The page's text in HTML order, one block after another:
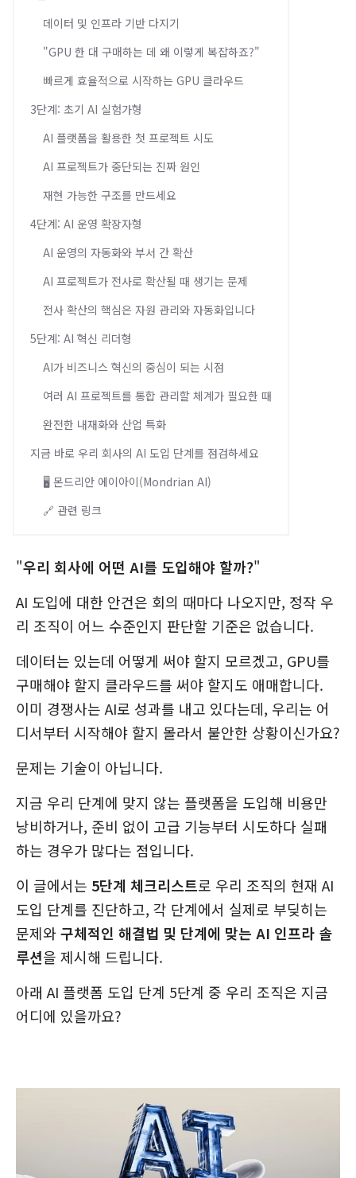
데이터 및 인프라 기반 다지기
"GPU 한 대 구매하는 데 왜 이렇게 복잡하죠?"
빠르게 효율적으로 시작하는 GPU 클라우드
3단계: 초기 AI 실험가형
AI 플랫폼을 활용한 첫 프로젝트 시도
AI 프로젝트가 중단되는 진짜 원인
재현 가능한 구조를 만드세요
4단계: AI 운영 확장자형
AI 운영의 자동화와 부서 간 확산
AI 프로젝트가 전사로 확산될 때 생기는 문제
전사 확산의 핵심은 자원 관리와 자동화입니다
5단계: AI 혁신 리더형
AI가 비즈니스 혁신의 중심이 되는 시점
여러 AI 프로젝트를 통합 관리할 체계가 필요한 때
완전한 내재화와 산업 특화
지금 바로 우리 회사의 AI 도입 단계를 점검하세요
🖥️ 몬드리안 에이아이(Mondrian AI)
🔗 관련 링크
"우리 회사에 어떤 AI를 도입해야 할까?"
AI 도입에 대한 안건은 회의 때마다 나오지만, 정작 우
리 조직이 어느 수준인지 판단할 기준은 없습니다.
데이터는 있는데 어떻게 써야 할지 모르겠고, GPU를
구매해야 할지 클라우드를 써야 할지도 애매합니다.
이미 경쟁사는 AI로 성과를 내고 있다는데, 우리는 어
디서부터 시작해야 할지 몰라서 불안한 상황이신가요?
문제는 기술이 아닙니다.
지금 우리 단계에 맞지 않는 플랫폼을 도입해 비용만
낭비하거나, 준비 없이 고급 기능부터 시도하다 실패
하는 경우가 많다는 점입니다.
이 글에서는 5단계 체크리스트로 우리 조직의 현재 AI
도입 단계를 진단하고, 각 단계에서 실제로 부딪히는
문제와구체적인 해결법 및 단계에 맞는 AI 인프라 솔
루션을 제시해 드립니다.
아래 AI 플랫폼 도입 단계 5단계 중 우리 조직은 지금
어디에 있을까요?